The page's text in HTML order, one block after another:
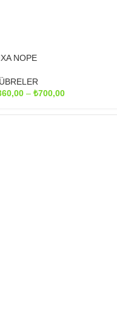
NOPE
– ₺700,00Fiyat
₺360,00